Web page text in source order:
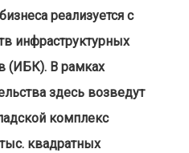
реализуется с
инфраструктурных
(ИБК). В рамках
здесь возведут
комплекс
квадратных